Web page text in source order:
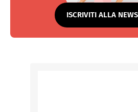
ISCRIVITI ALLA